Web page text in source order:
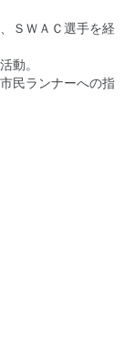
ＳＷＡＣ選手を経
動。
民ランナーへの指